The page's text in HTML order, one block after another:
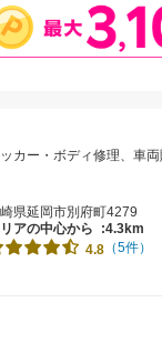
カー・ボディ修理、車
県延岡市別府町4279
アの中心から
:4.3km
4.8 （5件）